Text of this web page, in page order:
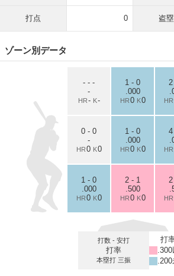
打点 0 盗塁
ゾーン別データ
- - -
-
HR- K-
1 - 0
.000
HR0 K0 HR
0 - 0
-
HR0 K0
1 - 0
.000
HR0 K0 HR
1 - 0
.000
HR0 K0
2 - 1
.500
HR0 K0 HR
打数 - 安打
打率
本塁打 三振
打